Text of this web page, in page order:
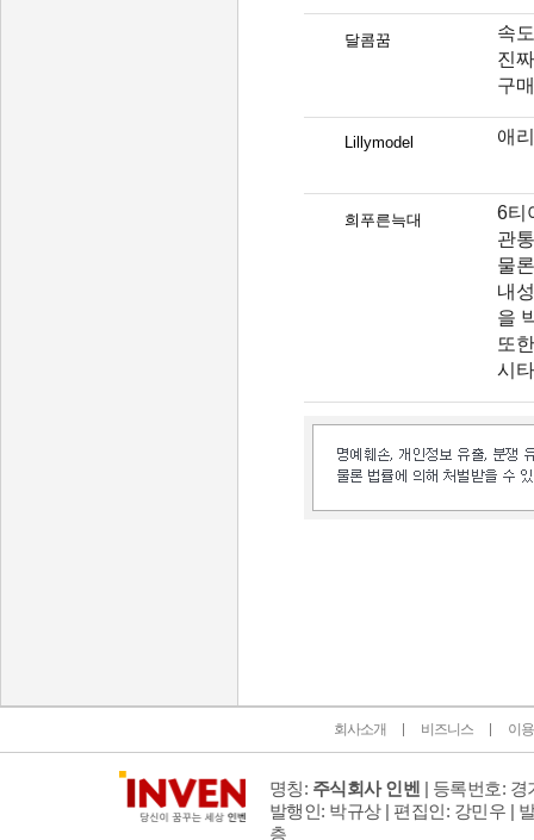
달콤꿈
속
진
구
Lillymodel 애
희푸른늑대
6티
관
물
내
을
또
시
회사소개 비즈니스 이
명칭: 주식회사 인벤 | 등록번호: 경
발행인: 박규상 | 편집인: 강민우 |
층